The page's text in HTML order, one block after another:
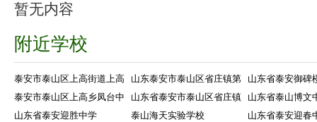
暂无内容
附近学校
泰安市泰山区上高街道上高 山东泰安市泰山区省庄镇第
山东省泰安御碑
泰安市泰山区上高乡凤台中
山东省泰安市泰山区省庄镇
山东省泰山博文
山东省泰安迎胜中学
泰山海天实验学校
山东省泰安迎春